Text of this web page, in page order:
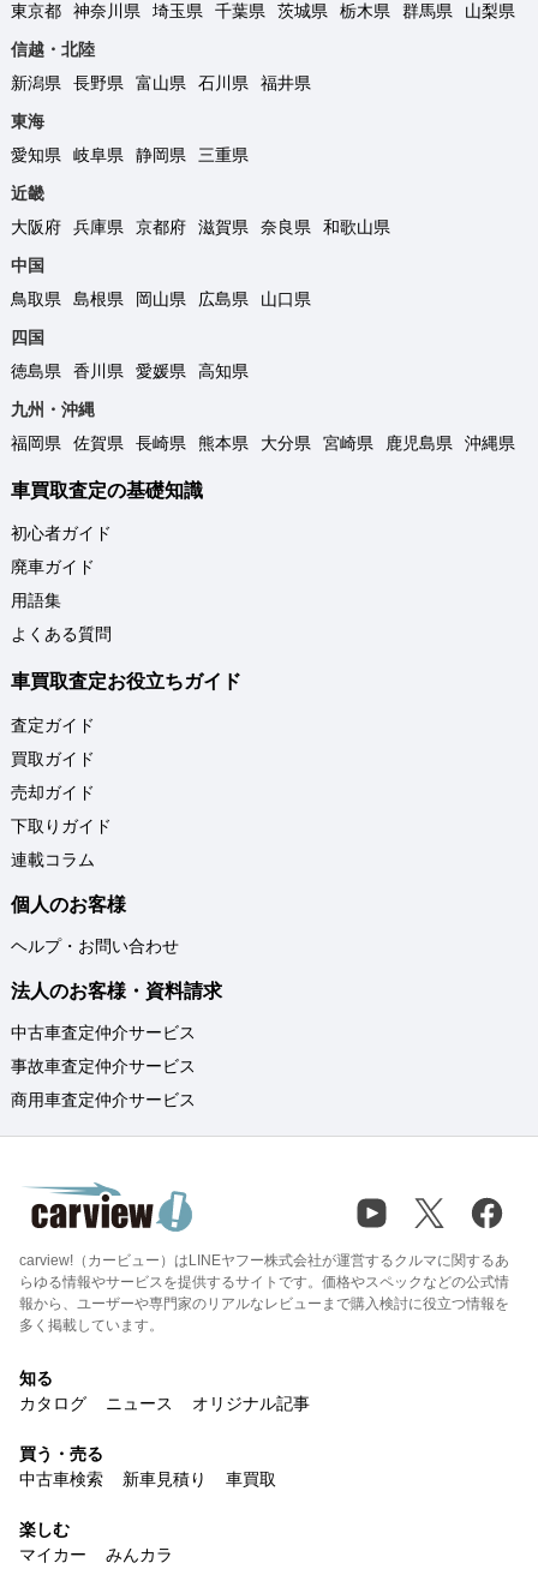
東京都
神奈川県 埼玉県 千葉県 茨城県 栃木県 群馬県
山梨県
信越・北陸
新潟県
長野県 富山県 石川県
福井県
東海
愛知県
岐阜県 静岡県
三重県
近畿
大阪府
兵庫県 京都府 滋賀県 奈良県
和歌山県
中国
鳥取県
島根県 岡山県 広島県
山口県
四国
徳島県
香川県 愛媛県
高知県
九州・沖縄
福岡県
佐賀県 長崎県 熊本県 大分県 宮崎県 鹿児島県 沖縄県
車買取査定の基礎知識
初心者ガイド
廃車ガイド
用語集
よくある質問
車買取査定お役立ちガイド
査定ガイド
買取ガイド
売却ガイド
下取りガイド
連載コラム
個人のお客様
ヘルプ・お問い合わせ
法人のお客様・資料請求
中古車査定仲介サービス
事故車査定仲介サービス
商用車査定仲介サービス
carview!（カービュー）はLINEヤフー株式会社が運営するクルマに関するあ
らゆる情報やサービスを提供するサイトです。価格やスペックなどの公式情
報から、ユーザーや専門家のリアルなレビューまで購入検討に役立つ情報を
多く掲載しています。
知る
カタログ
ニュース オリジナル記事
買う・売る
中古車検索
新車見積り 車買取
楽しむ
マイカー
みんカラ